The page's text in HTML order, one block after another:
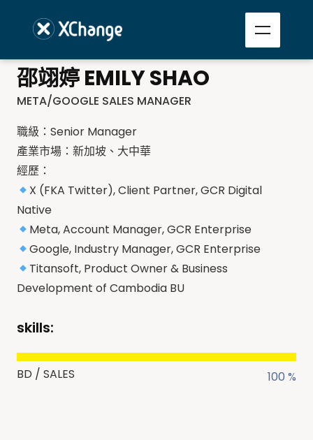
邵翊婷 EMILY SHAO
META/GOOGLE SALES MANAGER
職級：Senior Manager
產業市場：新加坡、大中華
經歷：
X (FKA Twitter), Client Partner, GCR Digital
Native
Meta, Account Manager, GCR Enterprise
Google, Industry Manager, GCR Enterprise
Titansoft, Product Owner & Business
Development of Cambodia BU
skills:
100 %
BD / SALES